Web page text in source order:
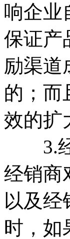
响企业
保证产
励渠道
的；而
效的扩
3.经
经销商
以及经
时，如